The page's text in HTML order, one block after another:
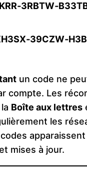
un code ne
compte. Les
Boîte aux lettres
les
mises à jour.